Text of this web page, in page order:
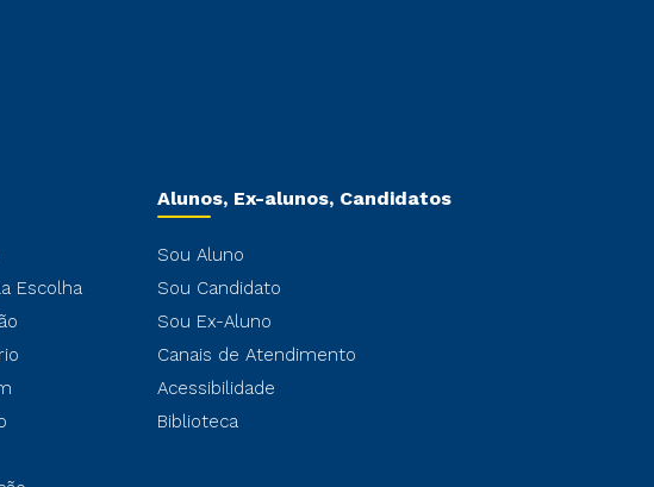
Escolha
Alunos, Ex-alunos, Candidatos
Sou Aluno
Sou Candidato
Sou Ex-Aluno
Canais de Atendimento
Acessibilidade
Biblioteca